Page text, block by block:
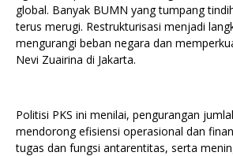
global. Banyak BUMN yang tumpang
terus merugi. Restrukturisasi menjadi
mengurangi beban negara dan
Nevi Zuairina di Jakarta.
Politisi PKS ini menilai, pengurangan
mendorong efisiensi operasional dan
tugas dan fungsi antarentitas, serta